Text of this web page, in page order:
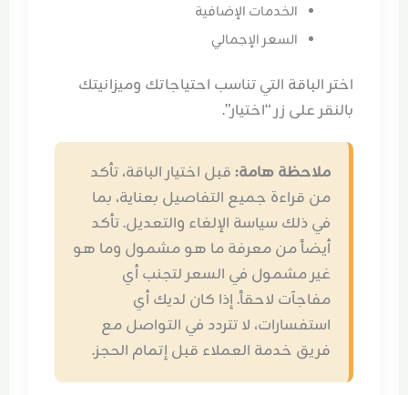
الخدمات الإضافية
السعر الإجمالي
اختر الباقة التي تناسب احتياجاتك وميزانيتك
بالنقر على زر “اختيار”.
ملاحظة هامة:قبل اختيار الباقة، تأكد
من قراءة جميع التفاصيل بعناية، بما
في ذلك سياسة الإلغاء والتعديل. تأكد
أيضاً من معرفة ما هو مشمول وما هو
غير مشمول في السعر لتجنب أي
مفاجآت لاحقاً. إذا كان لديك أي
استفسارات، لا تتردد في التواصل مع
فريق خدمة العملاء قبل إتمام الحجز.